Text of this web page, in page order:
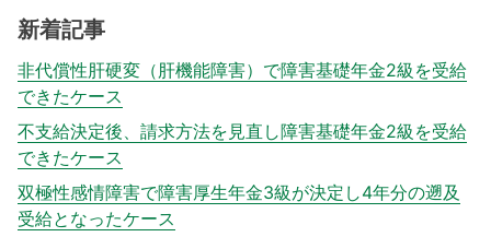
新着記事
非代償性肝硬変（肝機能障害）で障害基礎年金2級を受給
できたケース
不支給決定後、請求方法を見直し障害基礎年金2級を受給
できたケース
双極性感情障害で障害厚生年金3級が決定し4年分の遡及
受給となったケース